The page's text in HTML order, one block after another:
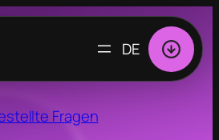
SPRACHE
AUSWÄHLEN
Fragen